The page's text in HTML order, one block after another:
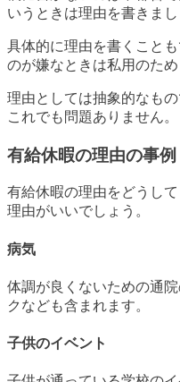
いうときは理由を書きまし
具体的に理由を書くこと
のが嫌なときは私用のため
理由としては抽象的なも
これでも問題ありません。
有給休暇の理由の事例
有給休暇の理由をどうし
理由がいいでしょう。
病気
体調が良くないための通
クなども含まれます。
子供のイベント